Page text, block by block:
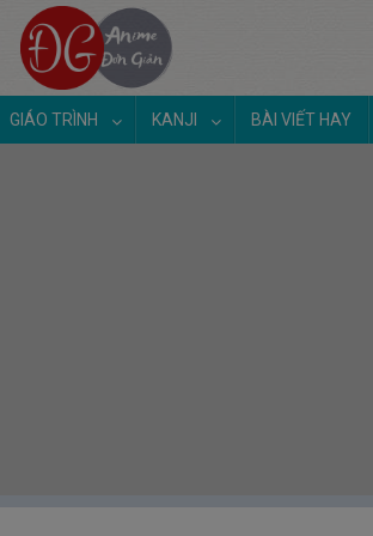
GIÁO TRÌNH KANJI BÀI VIẾT HAY